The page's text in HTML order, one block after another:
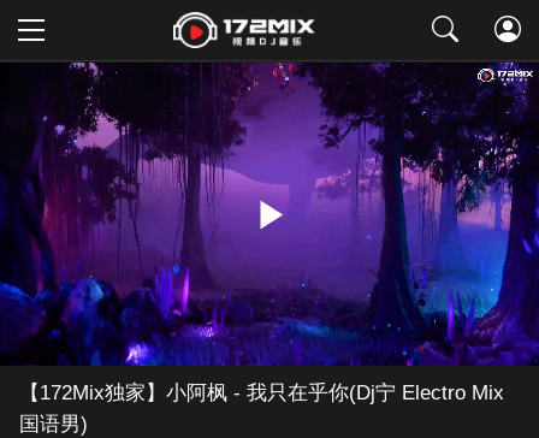
取消
【172Mix独家】小阿枫 - 我只在乎你(Dj宁 Electro Mix
国语男)